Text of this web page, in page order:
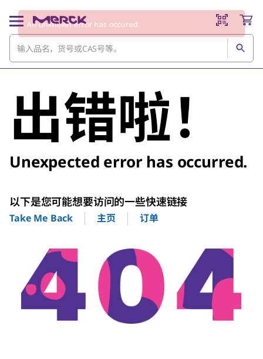
出错啦！
Unexpected error has occurred.
以下是您可能想要访问的一些快速链接
Take Me Back 主页 订单
An unknown error has occured.